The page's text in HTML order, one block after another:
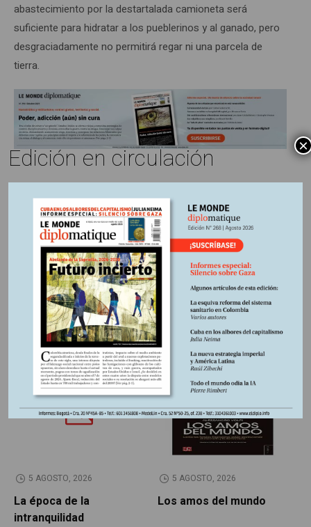
abastecimiento por la destartalada camioneta será
suficiente para hidratar a los pueblerinos y al ganado, pero
desgraciadamente no permitirá regar ni una parcela de
tierra.
Información adicional
País:Colombia
Región:Suramérica
Fuente:Periódico Le Monde diplomatique, edición
Colombia Nº259, septiembre 2025
Otros Artículos
LIBROS RESEÑADOS
5 AGOSTO, 2026
La época de la
intranquilidad
SIN CATEGORÍA
5 AGOSTO, 2026
Los amos del mundo
Edición en circulación ×